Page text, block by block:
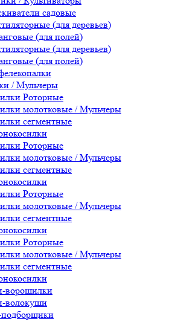
садовые
(для деревьев)
(для полей)
(для деревьев)
(для полей)
/ Мульчеры
Роторные
молотковые / Мульчеры
сегментные
Роторные
молотковые / Мульчеры
сегментные
Роторные
молотковые / Мульчеры
сегментные
Роторные
молотковые / Мульчеры
сегментные
ворошилки
волокуши